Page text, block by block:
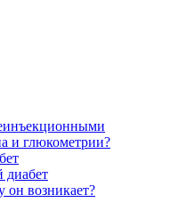
и глюкометрии?
диабет
он возникает?